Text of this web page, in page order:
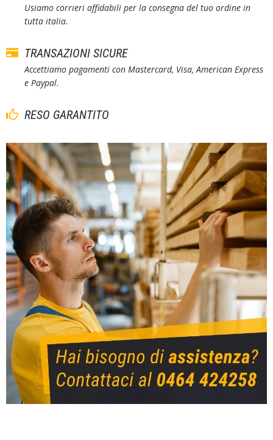
Usiamo corrieri affidabili per la consegna del tuo ordine in
tutta italia.
TRANSAZIONI SICURE
Accettiamo pagamenti con Mastercard, Visa, American Express
e Paypal.
RESO GARANTITO